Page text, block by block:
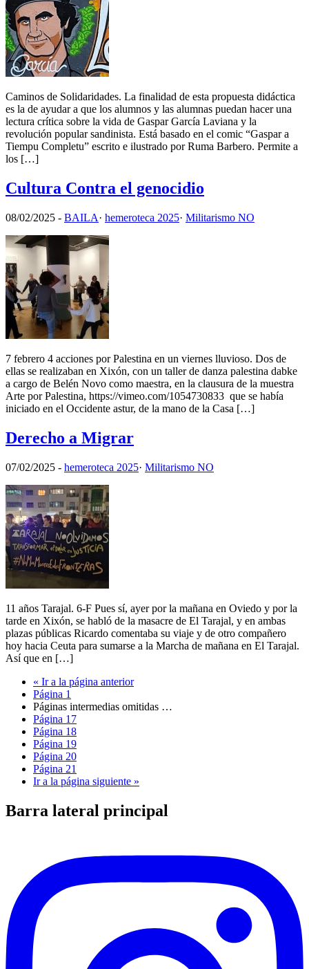
Caminos de Solidaridades. La finalidad de esta propuesta didáctica
es la de ayudar a que los alumnos y las alumnas puedan hacer una
lectura crítica sobre la vida de Gaspar García Laviana y la
revolución popular sandinista. Está basado en el comic “Gaspar a
Tiempu Completu” escrito e ilustrado por Ruma Barbero. Permite a
los […]
Cultura Contra el genocidio
08/02/2025 - BAILA· hemeroteca 2025· Militarismo NO
7 febrero 4 acciones por Palestina en un viernes lluvioso. Dos de
ellas se realizaban en Xixón, con un taller de danza palestina dabke
a cargo de Belén Novo como maestra, en la clausura de la muestra
Arte por Palestina, https://vimeo.com/1054730833 que se había
iniciado en el Occidente astur, de la mano de la Casa […]
Derecho a Migrar
07/02/2025 - hemeroteca 2025· Militarismo NO
11 años Tarajal. 6-F Pues sí, ayer por la mañana en Oviedo y por la
tarde en Xixón, se habló de la masacre de El Tarajal, y en ambas
plazas públicas Ricardo comentaba su viaje y de otro compañero
hoy hacia Ceuta para sumarse a la Marcha de mañana en El Tarajal.
Así que en […]
« Ir a la página anterior
Página 1
Páginas intermedias omitidas …
Página 17
Página 18
Página 19
Página 20
Página 21
Ir a la página siguiente »
Barra lateral principal